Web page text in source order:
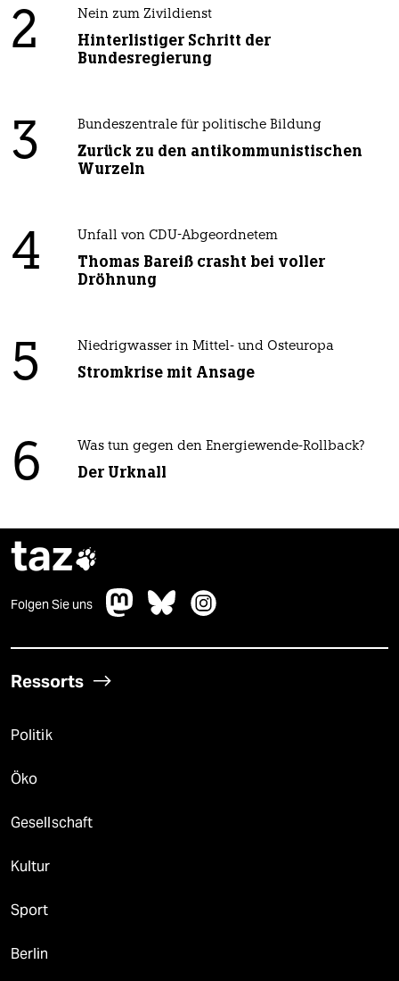
2 Nein zum Zivildienst
Hinterlistiger Schritt der
Bundesregierung
3 Bundeszentrale für politische Bildung
Zurück zu den antikommunistischen
Wurzeln
4 Unfall von CDU-Abgeordnetem
Thomas Bareiß crasht bei voller
Dröhnung
5 Niedrigwasser in Mittel- und Osteuropa
Stromkrise mit Ansage
6 Was tun gegen den Energiewende-Rollback?
Der Urknall
taz
Folgen Sie uns
Ressorts
Politik
Öko
Gesellschaft
Kultur
Sport
Berlin